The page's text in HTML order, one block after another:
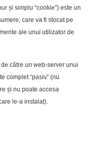
și simplu “cookie”) este un
care va fi stocat pe
ale unui utilizator de
către un web-server unui
complet “pasiv” (nu
și nu poate accesa
le-a instalat).